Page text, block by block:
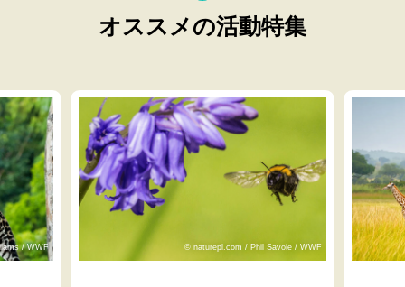
オススメの活動特集
/ WWF © naturepl.com / Phil Savoie / WWF